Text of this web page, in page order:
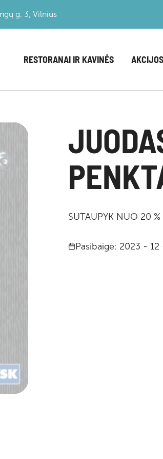
g. 3, Vilnius
RESTORANAI IR KAVINĖS
SUTAUPYK NUO 20
Pasibaigė: 2023 -